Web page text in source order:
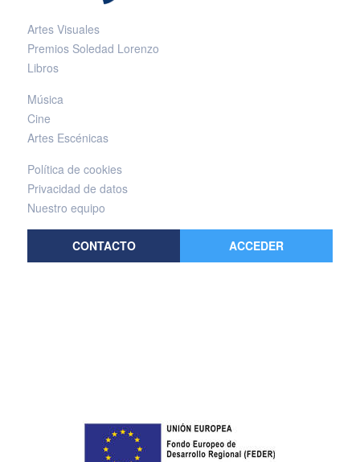
Artes Visuales
Premios Soledad Lorenzo
Libros
Música
Cine
Artes Escénicas
Política de cookies
Privacidad de datos
Nuestro equipo
CONTACTO ACCEDER